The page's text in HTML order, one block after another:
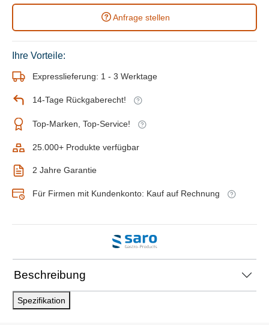
Anfrage stellen
Ihre Vorteile:
Expresslieferung: 1 - 3 Werktage
14-Tage Rückgaberecht!
Top-Marken, Top-Service!
25.000+ Produkte verfügbar
2 Jahre Garantie
Für Firmen mit Kundenkonto: Kauf auf Rechnung
Beschreibung
Spezifikation